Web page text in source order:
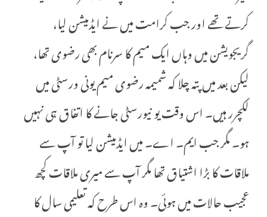
کرتے تھے اور جب کرامت میں نے ایڈمیشن لیا،
گریجویشن میں وہاں ایک میم کا سرنام بھی رضوی تھا،
لیکن بعد میں پتہ چلا کہ شمیمہ رضوی میم یونی ورسٹی میں
لکچرر ہیں۔ اس وقت یو نیورسٹی جانے کا اتفاق ہی نہیں
ہو۔ مگر جب ایم۔ اے۔ میں ایڈمیشن لیا تو آپ سے
ملاقات کا بڑا اشتیاق تھا مگر آپ سے میری ملاقات کچھ
عجیب حالات میں ہوئی۔ وہ اس طرح کہ تعلیمی سال کا